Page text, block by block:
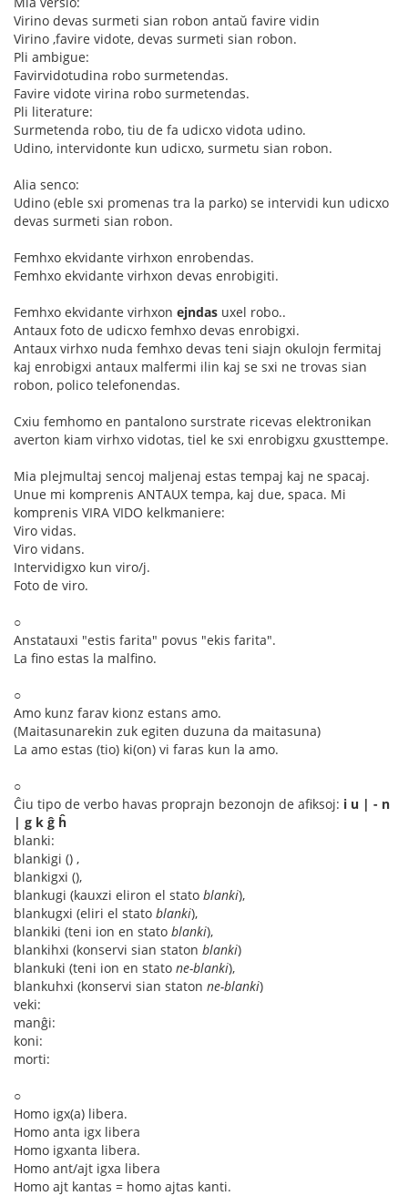
Virino devas surmeti sian robon antaŭ favire vidin
Virino ,favire vidote, devas surmeti sian robon.
Pli ambigue:
Favirvidotudina robo surmetendas.
Favire vidote virina robo surmetendas.
Pli literature:
Surmetenda robo, tiu de fa udicxo vidota udino.
Udino, intervidonte kun udicxo, surmetu sian robon.
Alia senco:
Udino (eble sxi promenas tra la parko) se intervidi kun udicxo
devas surmeti sian robon.
Femhxo ekvidante virhxon enrobendas.
Femhxo ekvidante virhxon devas enrobigiti.
Femhxo ekvidante virhxon ejndas uxel robo..
Antaux foto de udicxo femhxo devas enrobigxi.
Antaux virhxo nuda femhxo devas teni siajn okulojn fermitaj
kaj enrobigxi antaux malfermi ilin kaj se sxi ne trovas sian
robon, polico telefonendas.
Cxiu femhomo en pantalono surstrate ricevas elektronikan
averton kiam virhxo vidotas, tiel ke sxi enrobigxu gxusttempe.
Mia plejmultaj sencoj maljenaj estas tempaj kaj ne spacaj.
Unue mi komprenis ANTAUX tempa, kaj due, spaca. Mi
komprenis VIRA VIDO kelkmaniere:
Viro vidas.
Viro vidans.
Intervidigxo kun viro/j.
Foto de viro.
○
Anstatauxi "estis farita" povus "ekis farita".
La fino estas la malfino.
○
Amo kunz farav kionz estans amo.
(Maitasunarekin zuk egiten duzuna da maitasuna)
La amo estas (tio) ki(on) vi faras kun la amo.
○
Ĉiu tipo de verbo havas proprajn bezonojn de afiksoj: i u | - n
| g k ĝ ĥ
blanki:
blankigi () ,
blankigxi (),
blankugi (kauxzi eliron el stato blanki),
blankugxi (eliri el stato blanki),
blankiki (teni ion en stato blanki),
blankihxi (konservi sian staton blanki)
blankuki (teni ion en stato ne-blanki),
blankuhxi (konservi sian staton ne-blanki)
veki:
manĝi:
koni:
morti:
○
Homo igx(a) libera.
Homo anta igx libera
Homo igxanta libera.
Homo ant/ajt igxa libera
Homo ajt kantas = homo ajtas kanti.